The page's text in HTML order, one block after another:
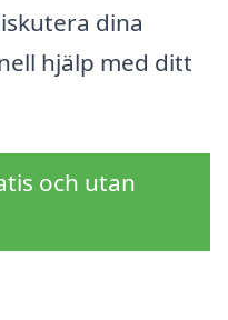
dina
hjälp med ditt
och utan